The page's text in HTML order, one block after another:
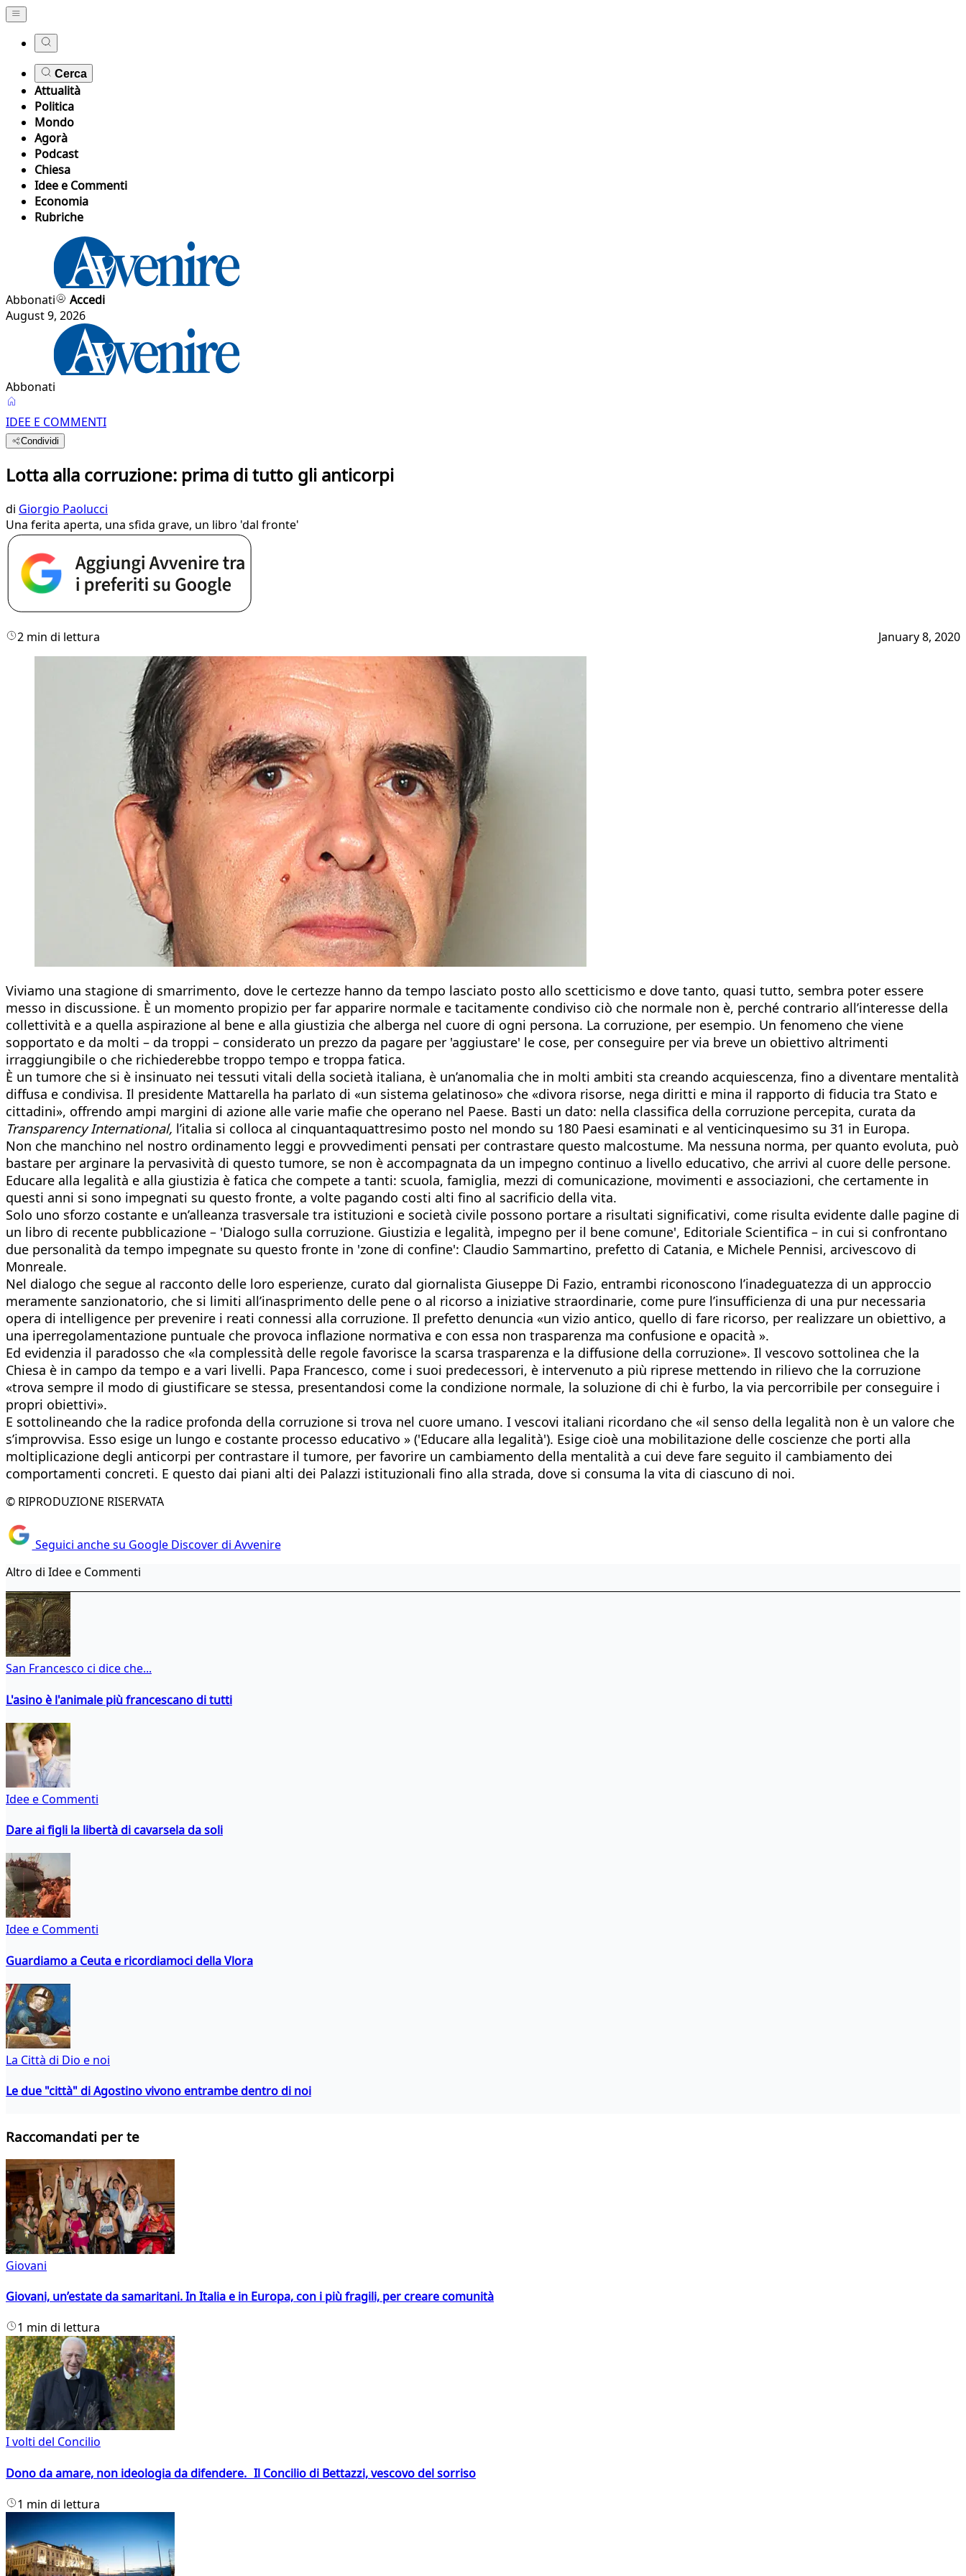
Cerca
Attualità
Politica
Mondo
Agorà
Podcast
Chiesa
Idee e Commenti
Economia
Rubriche
Abbonati
Accedi
August 9, 2026
Abbonati
IDEE E COMMENTI
Condividi
Lotta alla corruzione: prima di tutto gli anticorpi
di Giorgio Paolucci
Una ferita aperta, una sfida grave, un libro 'dal fronte'
2 min di lettura January 8, 2020
Viviamo una stagione di smarrimento, dove le certezze hanno da tempo lasciato posto allo scetticismo e dove tanto, quasi tutto, sembra poter essere
messo in discussione. È un momento propizio per far apparire normale e tacitamente condiviso ciò che normale non è, perché contrario all’interesse della
collettività e a quella aspirazione al bene e alla giustizia che alberga nel cuore di ogni persona. La corruzione, per esempio. Un fenomeno che viene
sopportato e da molti – da troppi – considerato un prezzo da pagare per 'aggiustare' le cose, per conseguire per via breve un obiettivo altrimenti
irraggiungibile o che richiederebbe troppo tempo e troppa fatica.
È un tumore che si è insinuato nei tessuti vitali della società italiana, è un’anomalia che in molti ambiti sta creando acquiescenza, fino a diventare mentalità
diffusa e condivisa. Il presidente Mattarella ha parlato di «un sistema gelatinoso» che «divora risorse, nega diritti e mina il rapporto di fiducia tra Stato e
cittadini», offrendo ampi margini di azione alle varie mafie che operano nel Paese. Basti un dato: nella classifica della corruzione percepita, curata da
Transparency International, l’italia si colloca al cinquantaquattresimo posto nel mondo su 180 Paesi esaminati e al venticinquesimo su 31 in Europa.
Non che manchino nel nostro ordinamento leggi e provvedimenti pensati per contrastare questo malcostume. Ma nessuna norma, per quanto evoluta, può
bastare per arginare la pervasività di questo tumore, se non è accompagnata da un impegno continuo a livello educativo, che arrivi al cuore delle persone.
Educare alla legalità e alla giustizia è fatica che compete a tanti: scuola, famiglia, mezzi di comunicazione, movimenti e associazioni, che certamente in
questi anni si sono impegnati su questo fronte, a volte pagando costi alti fino al sacrificio della vita.
Solo uno sforzo costante e un’alleanza trasversale tra istituzioni e società civile possono portare a risultati significativi, come risulta evidente dalle pagine di
un libro di recente pubblicazione – 'Dialogo sulla corruzione. Giustizia e legalità, impegno per il bene comune', Editoriale Scientifica – in cui si confrontano
due personalità da tempo impegnate su questo fronte in 'zone di confine': Claudio Sammartino, prefetto di Catania, e Michele Pennisi, arcivescovo di
Monreale.
Nel dialogo che segue al racconto delle loro esperienze, curato dal giornalista Giuseppe Di Fazio, entrambi riconoscono l’inadeguatezza di un approccio
meramente sanzionatorio, che si limiti all’inasprimento delle pene o al ricorso a iniziative straordinarie, come pure l’insufficienza di una pur necessaria
opera di intelligence per prevenire i reati connessi alla corruzione. Il prefetto denuncia «un vizio antico, quello di fare ricorso, per realizzare un obiettivo, a
una iperregolamentazione puntuale che provoca inflazione normativa e con essa non trasparenza ma confusione e opacità ».
Ed evidenzia il paradosso che «la complessità delle regole favorisce la scarsa trasparenza e la diffusione della corruzione». Il vescovo sottolinea che la
Chiesa è in campo da tempo e a vari livelli. Papa Francesco, come i suoi predecessori, è intervenuto a più riprese mettendo in rilievo che la corruzione
«trova sempre il modo di giustificare se stessa, presentandosi come la condizione normale, la soluzione di chi è furbo, la via percorribile per conseguire i
propri obiettivi».
E sottolineando che la radice profonda della corruzione si trova nel cuore umano. I vescovi italiani ricordano che «il senso della legalità non è un valore che
s’improvvisa. Esso esige un lungo e costante processo educativo » ('Educare alla legalità'). Esige cioè una mobilitazione delle coscienze che porti alla
moltiplicazione degli anticorpi per contrastare il tumore, per favorire un cambiamento della mentalità a cui deve fare seguito il cambiamento dei
comportamenti concreti. E questo dai piani alti dei Palazzi istituzionali fino alla strada, dove si consuma la vita di ciascuno di noi.
© RIPRODUZIONE RISERVATA
Seguici anche su Google Discover di Avvenire
Altro di Idee e Commenti
San Francesco ci dice che...
L'asino è l'animale più francescano di tutti
Idee e Commenti
Dare ai figli la libertà di cavarsela da soli
Idee e Commenti
Guardiamo a Ceuta e ricordiamoci della Vlora
La Città di Dio e noi
Le due "città" di Agostino vivono entrambe dentro di noi
Raccomandati per te
Giovani
Giovani, un’estate da samaritani. In Italia e in Europa, con i più fragili, per creare comunità
1 min di lettura
I volti del Concilio
Dono da amare, non ideologia da difendere. Il Concilio di Bettazzi, vescovo del sorriso
1 min di lettura